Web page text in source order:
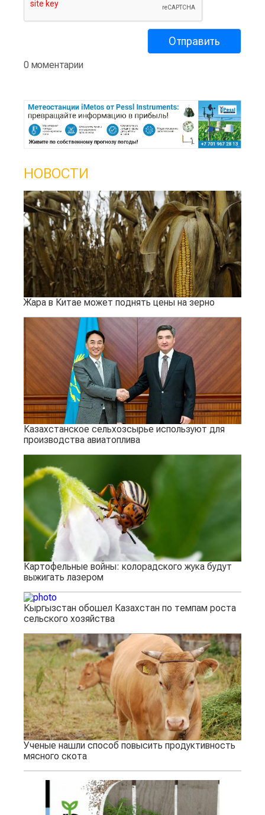
0 моментарии
НОВОСТИ
Жара в Китае может поднять цены на зерно
Казахстанское сельхозсырье используют для
производства авиатоплива
Картофельные войны: колорадского жука будут
выжигать лазером
Кыргызстан обошел Казахстан по темпам роста
сельского хозяйства
Ученые нашли способ повысить продуктивность
мясного скота